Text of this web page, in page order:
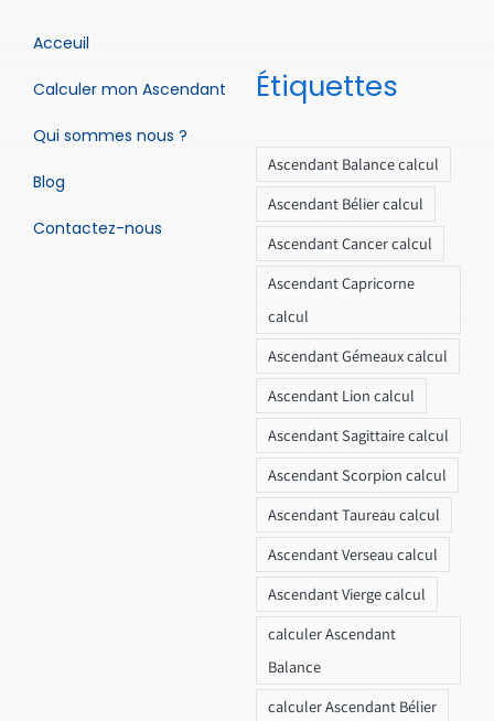
Acceuil
Calculer mon Ascendant
Qui sommes nous ?
Blog
Contactez-nous
Étiquettes
Ascendant Balance calcul
Ascendant Bélier calcul
Ascendant Cancer calcul
Ascendant Capricorne
calcul
Ascendant Gémeaux calcul
Ascendant Lion calcul
Ascendant Sagittaire calcul
Ascendant Scorpion calcul
Ascendant Taureau calcul
Ascendant Verseau calcul
Ascendant Vierge calcul
calculer Ascendant
Balance
calculer Ascendant Bélier